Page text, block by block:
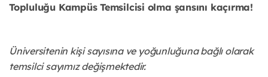
Topluluğu Kampüs Temsilcisi olma şansını kaçırma!
Üniversitenin kişi sayısına ve yoğunluğuna bağlı olarak
temsilci sayımız değişmektedir.